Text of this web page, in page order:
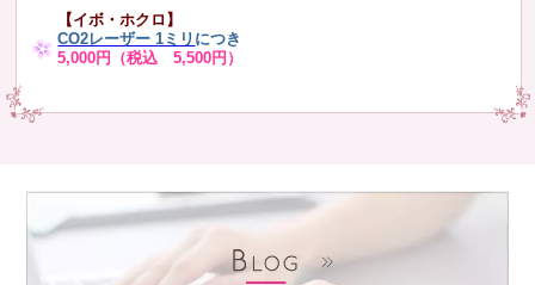
【イボ・ホクロ】
CO2レーザー 1ミリ につき
5,000円（税込 5,500円）